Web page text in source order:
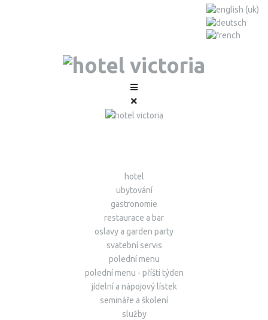
hotel
ubytování
gastronomie
restaurace a bar
oslavy a garden party
svatební servis
polední menu
polední menu - příští týden
jídelní a nápojový lístek
semináře a školení
služby